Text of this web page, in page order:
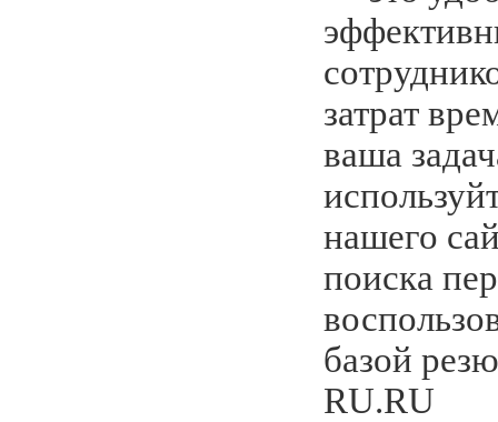
затрат
ваша
нашего
поиска
базой
RU.RU